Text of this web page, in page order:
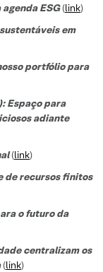
ESG(link)
em
portfólio para
Espaço para
adiante
(link)
de recursos finitos
o futuro da
centralizam os
(link)